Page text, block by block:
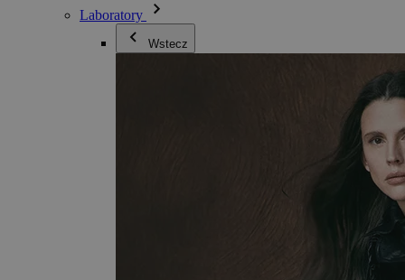
Laboratory
Wstecz